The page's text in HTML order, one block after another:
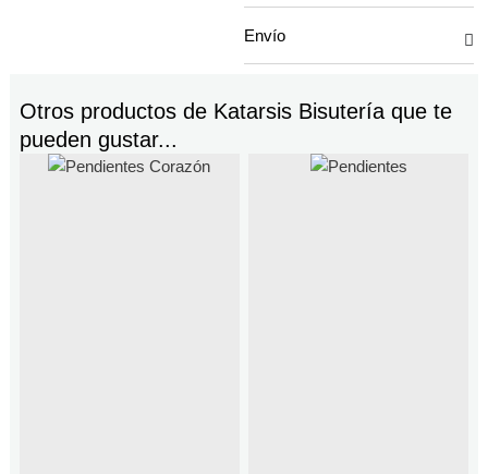
Envío
Otros productos de Katarsis Bisuteríaque te
pueden gustar...